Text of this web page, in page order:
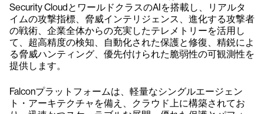
Security CloudとワールドクラスのAIを搭載し、リアルタ
イムの攻撃指標、脅威インテリジェンス、進化する攻撃者
の戦術、企業全体からの充実したテレメトリーを活用し
て、超高精度の検知、自動化された保護と修復、精鋭によ
る脅威ハンティング、優先付けられた脆弱性の可観測性を
提供します。
Falconプラットフォームは、軽量なシングルエージェン
ト・アーキテクチャを備え、クラウド上に構築されてお